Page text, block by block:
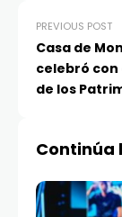
PREVIOUS POST
Casa de
celebró con
de los
Continúa